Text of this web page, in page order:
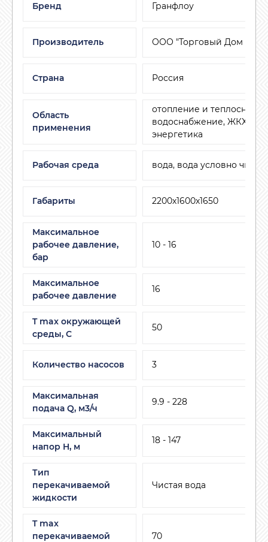
Бренд Гранфлоу
Производитель ООО "Торговый Дом АДЛ"
Страна Россия
Область
применения
отопление и
водоснабжение, ЖКХ,
энергетика
Рабочая среда вода, вода условно чистая
Габариты 2200х1600х1650
Максимальное
рабочее давление,
бар
10 - 16
Максимальное
рабочее давление
16
T max окружающей
среды, С
50
Количество насосов 3
Максимальная
подача Q, м3/ч
9.9 - 228
Максимальный
напор H, м
18 - 147
Тип
перекачиваемой
жидкости
Чистая вода
T max
перекачиваемой
70